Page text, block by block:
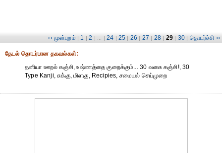
‹‹ முன்புறம் | 1 | 2 | ... | 24 | 25 | 26 | 27 | 28 | 29 | 30 | தொடர்ச்சி ››
தேட‌ல் தொட‌ர்பான தகவ‌ல்க‌ள்:
தனியா ஊறல் கஞ்சி, உஷ்ணத்தை குறைக்கும்... 30 வகை கஞ்சி!, 30
Type Kanji, சுக்கு, மிளகு, Recipies, சமையல் செய்முறை